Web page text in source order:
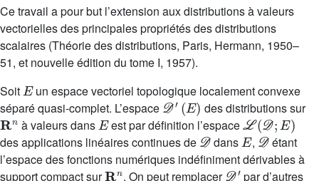
Ce travail a pour but l’extension aux distributions à valeurs
vectorielles des principales propriétés des distributions
scalaires (Théorie des distributions, Paris, Hermann, 1950–
51, et nouvelle édition du tome I, 1957).
Soit
un espace vectoriel topologique localement convexe
séparé quasi-complet. L’espace
𝒟′(E)
des distributions sur
Rn
à valeurs dans
E
est par définition l’espace
ℒ(𝒟;E)
des applications linéaires continues de
𝒟
dans
E
,
𝒟
étant
l’espace des fonctions numériques indéfiniment dérivables à
support compact sur
Rn
. On peut remplacer
𝒟′
par d’autres